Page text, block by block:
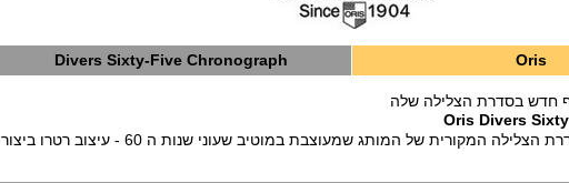
Oris
Divers Sixty-Five Chronograph
חדש בסדרת הצלילה שלה
Oris Divers
הכרונוגרף הראשון בסדרת הצלילה המקורית של המותג שמעוצבת במוטיב שעוני שנות ה 60 - עיצוב רטרו ביצור